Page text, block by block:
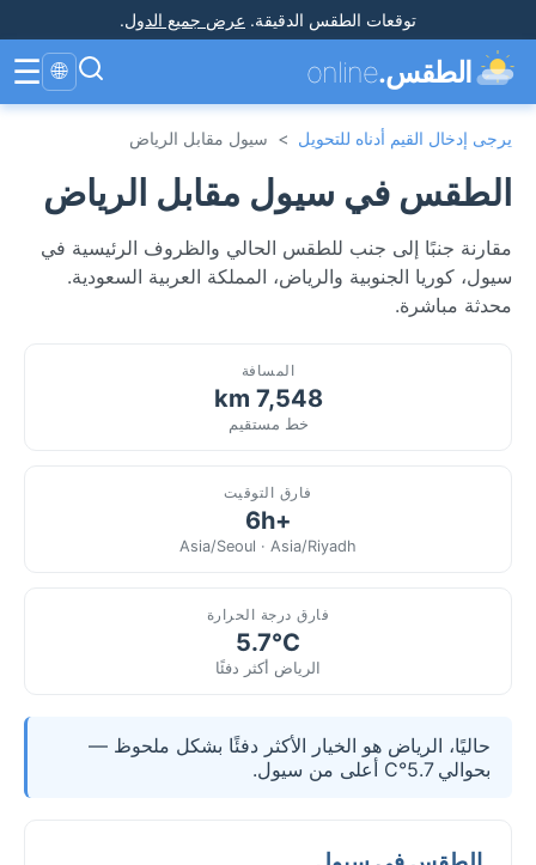
توقعات الطقس الدقيقة. عرض جميع الدول.
الطقس.online
🌐
☰
يرجى إدخال القيم أدناه للتحويل > سيول مقابل الرياض
الطقس في سيول مقابل الرياض
مقارنة جنبًا إلى جنب للطقس الحالي والظروف الرئيسية في
سيول، كوريا الجنوبية والرياض، المملكة العربية السعودية.
محدثة مباشرة.
المسافة
7,548 km
خط مستقيم
فارق التوقيت
+6h
Asia/Seoul · Asia/Riyadh
فارق درجة الحرارة
5.7°C
الرياض أكثر دفئًا
حاليًا، الرياض هو الخيار الأكثر دفئًا بشكل ملحوظ —
بحوالي 5.7°C أعلى من سيول.